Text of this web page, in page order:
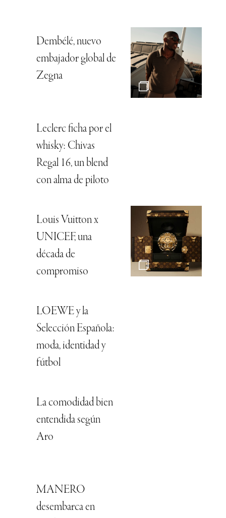
Dembélé, nuevo
embajador global de
Zegna
Leclerc ficha por el
whisky: Chivas
Regal 16, un blend
con alma de piloto
Louis Vuitton x
UNICEF, una
década de
compromiso
LOEWE y la
Selección Española:
moda, identidad y
fútbol
La comodidad bien
entendida según
Aro
MANERO
desembarca en